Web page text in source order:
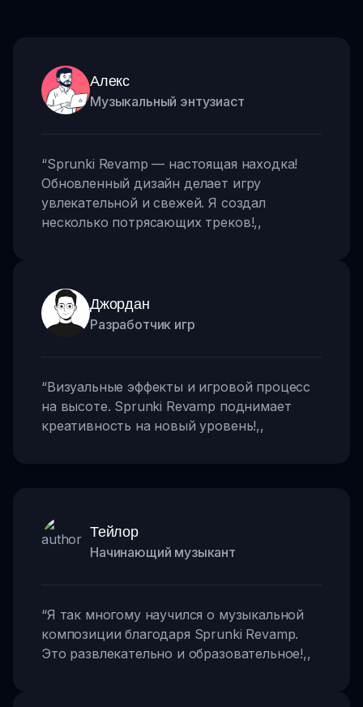
Алекс
Музыкальный энтузиаст
“Sprunki Revamp — настоящая находка!
Обновленный дизайн делает игру
увлекательной и свежей. Я создал
несколько потрясающих треков!,,
Джордан
Разработчик игр
“Визуальные эффекты и игровой процесс
на высоте. Sprunki Revamp поднимает
креативность на новый уровень!,,
Тейлор
Начинающий музыкант
“Я так многому научился о музыкальной
композиции благодаря Sprunki Revamp.
Это развлекательно и образовательное!,,